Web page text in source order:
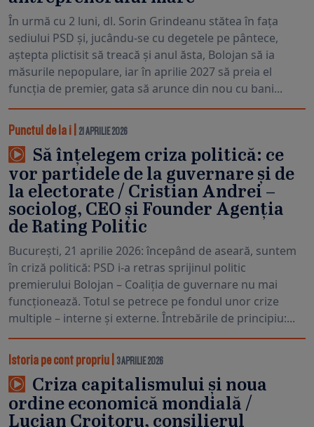
În urmă cu 2 luni, dl. Sorin Grindeanu stătea în fața
sediului PSD și, jucându-se cu degetele pe pântece,
aștepta plictisit să treacă și anul ăsta, Bolojan să ia
măsurile nepopulare, iar în aprilie 2027 să preia el
funcția de premier, gata să arunce din nou cu bani...
Punctul de la i 21 APRILIE 2026
Să înțelegem criza politică: ce
vor partidele de la guvernare și de
la electorate / Cristian Andrei –
sociolog, CEO și Founder Agenția
de Rating Politic
București, 21 aprilie 2026: începând de aseară, suntem
în criză politică: PSD i-a retras sprijinul politic
premierului Bolojan – Coaliția de guvernare nu mai
funcționează. Totul se petrece pe fondul unor crize
multiple – interne și externe. Întrebările de principiu:...
Istoria pe cont propriu 3 APRILIE 2026
Criza capitalismului și noua
ordine economică mondială /
Lucian Croitoru, consilierul